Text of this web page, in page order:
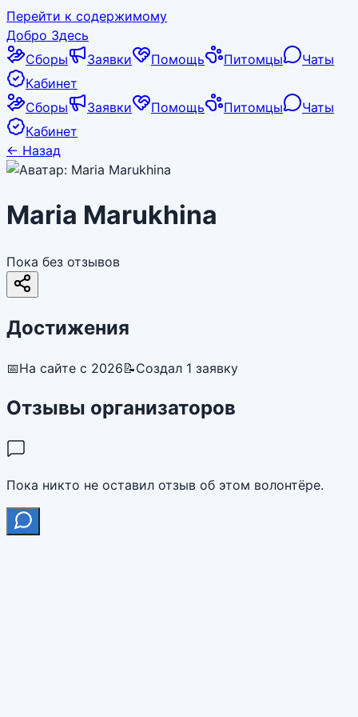
Перейти к содержимому
Добро Здесь
Сборы
Заявки Помощь Питомцы
Чаты
Кабинет
Сборы
Заявки Помощь Питомцы
Чаты
Кабинет
← Назад
Maria Marukhina
Пока без отзывов
Достижения
📅На сайте с 2026📝Создал 1 заявку
Отзывы организаторов
Пока никто не оставил отзыв об этом волонтёре.